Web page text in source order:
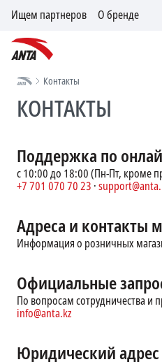
Ищем партнеров О бренде
Контакты
КОНТАКТЫ
Поддержка по
с 10:00 до 18:00 (Пн-Пт, кроме
+7 701 070 70 23 ·
Адреса и контакты
Информация о розничных
Официальные
По вопросам сотрудничества и
info@anta.kz
Юридический адреc